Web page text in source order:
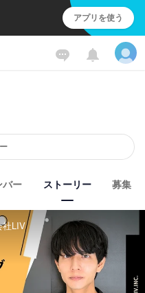
アプリを使う
バー ストーリー 募集
社LIV